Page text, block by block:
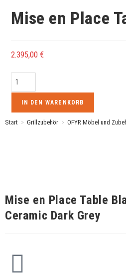
Mise en Place
2.395,00 €
IN DEN WARENKORB
Start > Grillzubehör > OFYR Möbel und
Mise en Place Table
Ceramic Dark Grey